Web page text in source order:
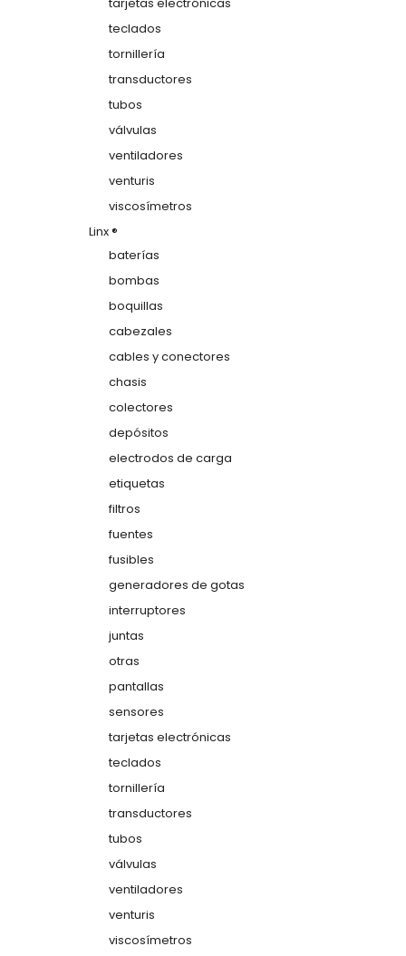
teclados
tornillería
transductores
tubos
válvulas
ventiladores
venturis
viscosímetros
Linx ®
baterías
bombas
boquillas
cabezales
cables y conectores
chasis
colectores
depósitos
electrodos de carga
etiquetas
filtros
fuentes
fusibles
generadores de gotas
interruptores
juntas
otras
pantallas
sensores
tarjetas electrónicas
teclados
tornillería
transductores
tubos
válvulas
ventiladores
venturis
viscosímetros